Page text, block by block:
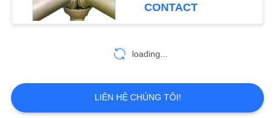
CONTACT
loading...
LIÊN HỆ CHÚNG TÔI!